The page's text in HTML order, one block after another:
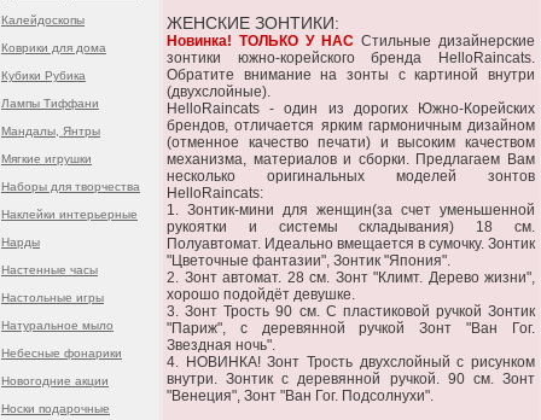
Калейдоскопы
Коврики для дома
Кубики Рубика
Лампы Тиффани
Мандалы, Янтры
Мягкие игрушки
Наборы для творчества
Наклейки интерьерные
Нарды
Настенные часы
Настольные игры
Натуральное мыло
Небесные фонарики
Новогодние акции
Носки подарочные
ЖЕНСКИЕ ЗОНТИКИ:
Новинка! ТОЛЬКО У НАС Стильные дизайнерские
зонтики южно-корейского бренда HelloRaincats.
Обратите внимание на зонты с картиной внутри
(двухслойные).
HelloRaincats - один из дорогих Южно-Корейских
брендов, отличается ярким гармоничным дизайном
(отменное качество печати) и высоким качеством
механизма, материалов и сборки. Предлагаем Вам
несколько оригинальных моделей зонтов
HelloRaincats:
1. Зонтик-мини для женщин(за счет уменьшенной
рукоятки и системы складывания) 18 см.
Полуавтомат. Идеально вмещается в сумочку. Зонтик
"Цветочные фантазии", Зонтик "Япония".
2. Зонт автомат. 28 см. Зонт "Климт. Дерево жизни",
хорошо подойдёт девушке.
3. Зонт Трость 90 см. С пластиковой ручкой Зонтик
"Париж", с деревянной ручкой Зонт "Ван Гог.
Звездная ночь".
4. НОВИНКА! Зонт Трость двухслойный с рисунком
внутри. Зонтик с деревянной ручкой. 90 см. Зонт
"Венеция", Зонт "Ван Гог. Подсолнухи".